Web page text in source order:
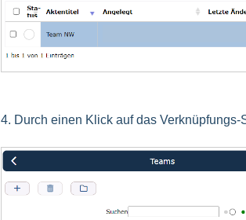
4. Durch einen Klick auf das Verknüpfungs-